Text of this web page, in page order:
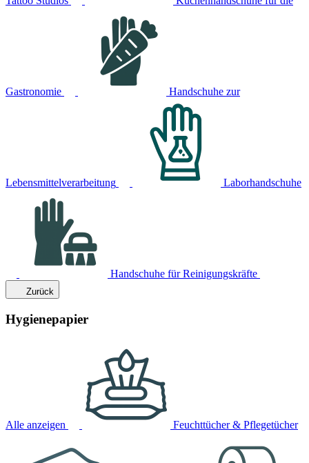
Gastronomie Handschuhe zur
Lebensmittelverarbeitung Laborhandschuhe
Handschuhe für Reinigungskräfte
Zurück
Hygienepapier
Alle anzeigen Feuchttücher & Pflegetücher